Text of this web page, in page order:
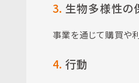
3. 生物多様性の
事業を通じて購買や
4. 行動